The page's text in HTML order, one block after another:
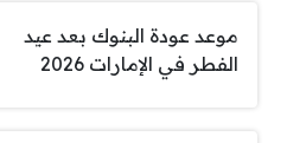
موعد عودة البنوك بعد عيد
الفطر في الإمارات 2026